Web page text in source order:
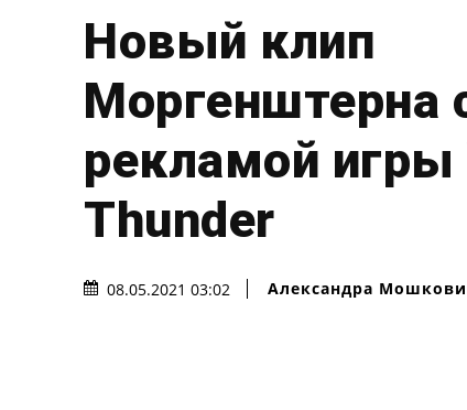
Новый клип
Моргенштерна
рекламой игры
Thunder
08.05.2021 03:02 Александра